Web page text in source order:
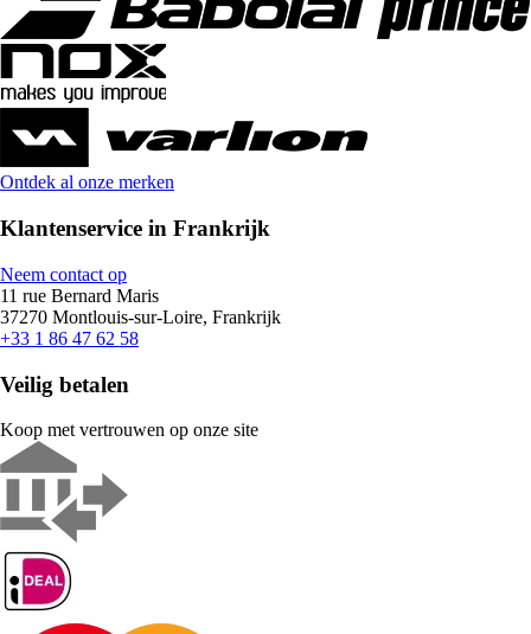
Ontdek al onze merken
Klantenservice in Frankrijk
Neem contact op
11 rue Bernard Maris
37270 Montlouis-sur-Loire, Frankrijk
+33 1 86 47 62 58
Veilig betalen
Koop met vertrouwen op onze site